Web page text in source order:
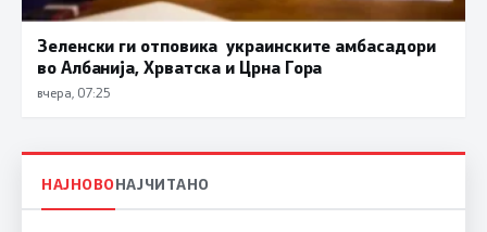
Зеленски ги отповика украинските амбасадори
во Албанија, Хрватска и Црна Гора
вчера, 07:25
НАЈНОВОНАЈЧИТАНО